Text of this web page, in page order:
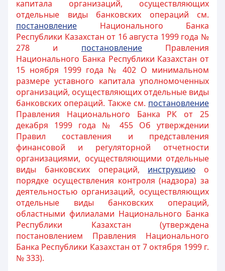
капитала организаций, осуществляющих
отдельные виды банковских операций см.
постановление Национального Банка
Республики Казахстан от 16 августа 1999 года №
278 и постановлениеПравления
Национального Банка Республики Казахстан от
15 ноября 1999 года № 402 О минимальном
размере уставного капитала уполномоченных
организаций, осуществляющих отдельные виды
банковских операций. Также см. постановление
Правления Национального Банка РК от 25
декабря 1999 года № 455 Об утверждении
Правил составления и представления
финансовой и регуляторной отчетности
организациями, осуществляющими отдельные
виды банковских операций, инструкцию о
порядке осуществления контроля (надзора) за
деятельностью организаций, осуществляющих
отдельные виды банковских операций,
областными филиалами Национального Банка
Республики Казахстан (утверждена
постановлением Правления Национального
Банка Республики Казахстан от 7 октября 1999 г.
№ 333).